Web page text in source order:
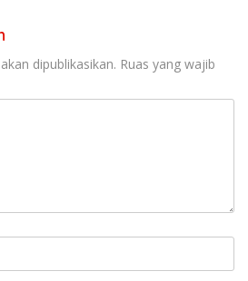
dipublikasikan. Ruas yang wajib